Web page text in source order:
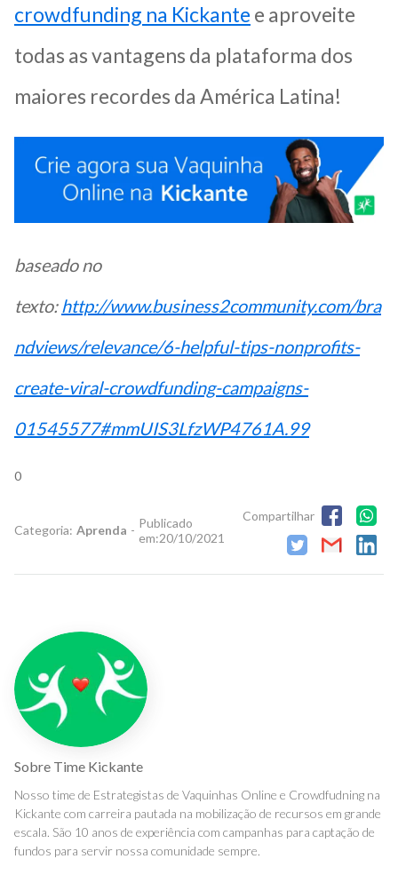
crowdfunding na Kickante e aproveite
todas as vantagens da plataforma dos
maiores recordes da América Latina!
baseado no
texto: http://www.business2community.com/bra
ndviews/relevance/6-helpful-tips-nonprofits-
create-viral-crowdfunding-campaigns-
01545577#mmUIS3LfzWP4761A.99
0
Categoria: Aprenda - Publicado
em:20/10/2021
Compartilhar
Sobre Time Kickante
Nosso time de Estrategistas de Vaquinhas Online e Crowdfudning na
Kickante com carreira pautada na mobilização de recursos em grande
escala. São 10 anos de experiência com campanhas para captação de
fundos para servir nossa comunidade sempre.